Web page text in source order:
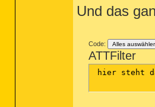
Und das
Code: Alles
ATTFilter
hier steht